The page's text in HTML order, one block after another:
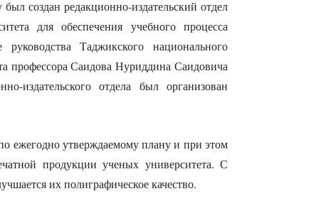
создан редакционно-издательский отдел
для обеспечения учебного процесса
Таджикского национального
профессора Саидова Нуриддина Саидовича
издательского отдела был организован
ежегодно утверждаемому плану и при этом
продукции ученых университета. С
их полиграфическое качество.